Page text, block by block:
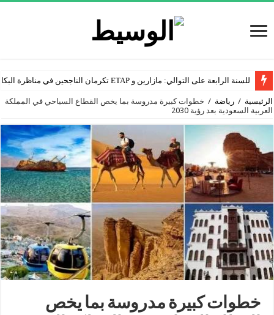
للسنة الرابعة على التوالي: مازارين و ETAP تكرمان الناجحين في مناظرة البكالوريا
الرئيسية / رياضة / خطوات كبيرة مدروسة بما يخص القطاع السياحي في المملكة
العربية السعودية بعد رؤية 2030
خطوات كبيرة مدروسة بما يخص